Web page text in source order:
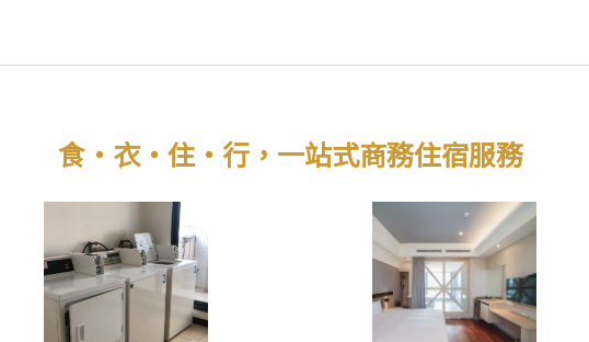
食・衣・住・行，一站式商務住宿服務